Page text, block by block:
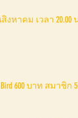
คม เวลา 20.00 น. (
600 บาท สมาชิก